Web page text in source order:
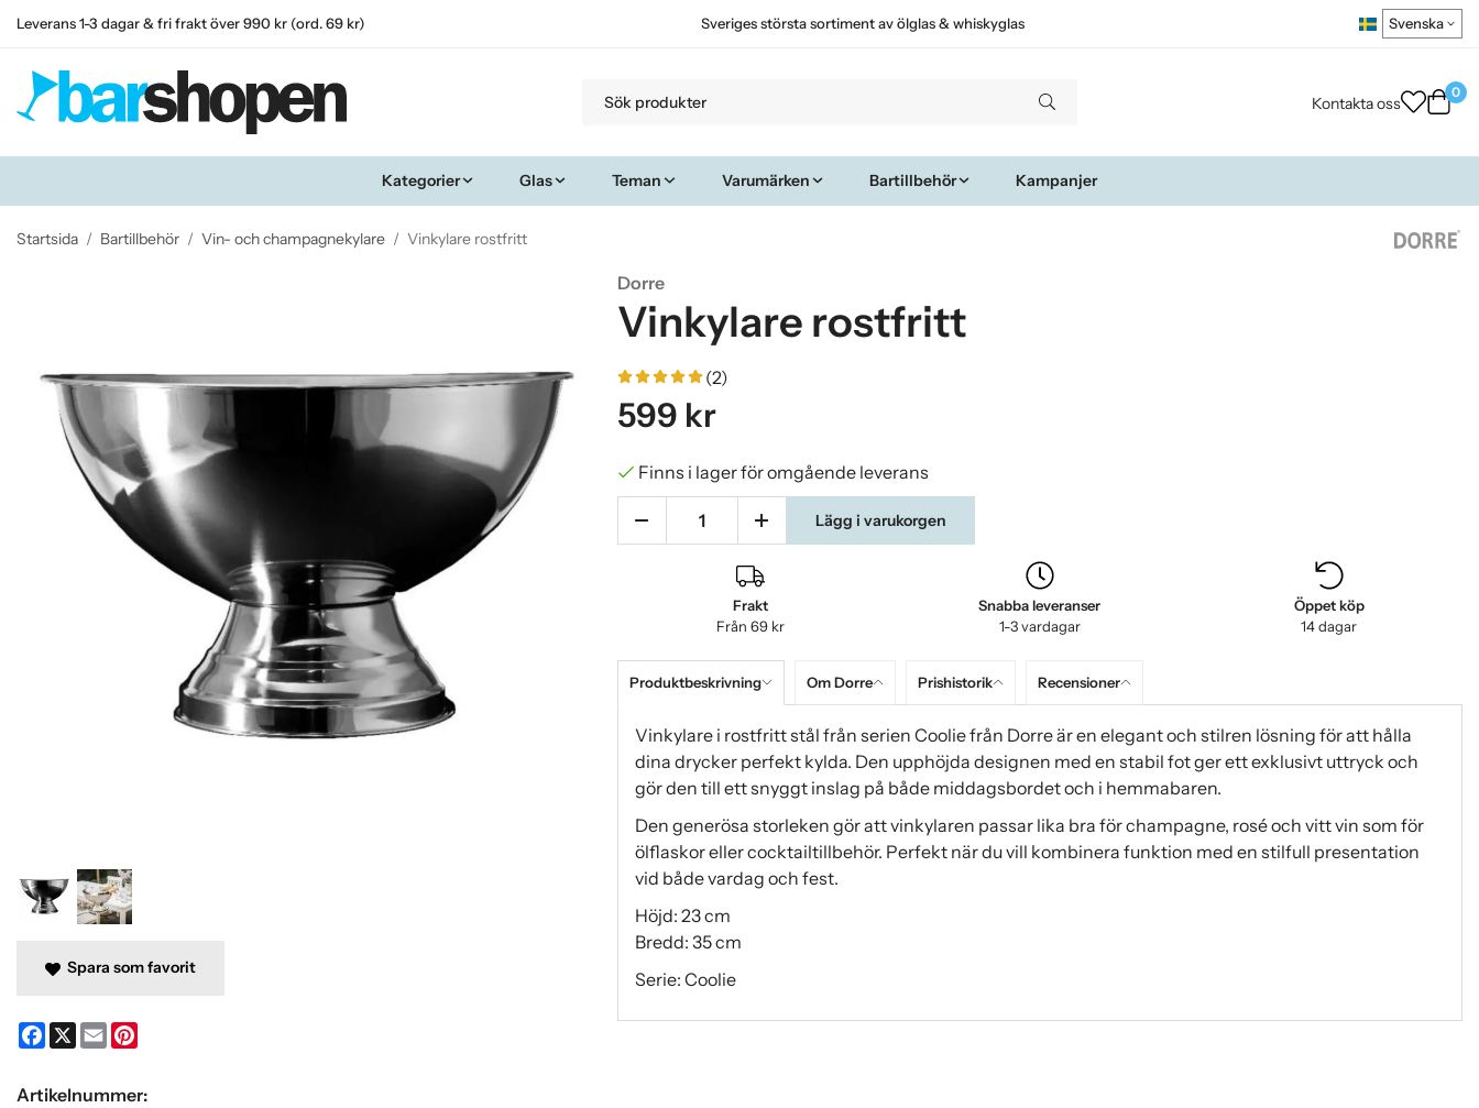
Leverans 1-3 dagar & fri frakt över 990 kr (ord. 69 kr) Sveriges största sortiment av ölglas & whiskyglas
Kontakta oss
0
Kategorier Glas Teman Varumärken Bartillbehör Kampanjer
Startsida / Bartillbehör / Vin- och champagnekylare / Vinkylare rostfritt
Dorre
Vinkylare rostfritt
(2)
599 kr
Finns i lager för omgående leverans
Lägg i varukorgen
Frakt
Från 69 kr
Snabba leveranser
1-3 vardagar
Öppet köp
14 dagar
Produktbeskrivning Om Dorre Prishistorik Recensioner
Vinkylare i rostfritt stål från serien Coolie från Dorre är en elegant och stilren lösning för att hålla
dina drycker perfekt kylda. Den upphöjda designen med en stabil fot ger ett exklusivt uttryck och
gör den till ett snyggt inslag på både middagsbordet och i hemmabaren.
Den generösa storleken gör att vinkylaren passar lika bra för champagne, rosé och vitt vin som för
ölflaskor eller cocktailtillbehör. Perfekt när du vill kombinera funktion med en stilfull presentation
vid både vardag och fest.
Höjd: 23 cm
Bredd: 35 cm
Serie: Coolie
Spara som favorit
Facebook
X Email
Artikelnummer: